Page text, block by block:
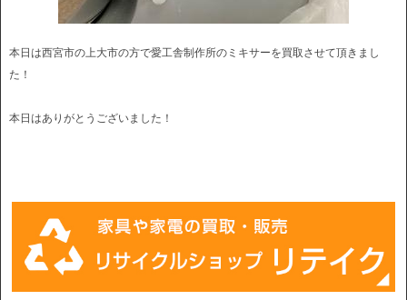
本日は西宮市の上大市の方で愛工舎制作所のミキサーを買取させて頂きまし
た！
本日はありがとうございました！